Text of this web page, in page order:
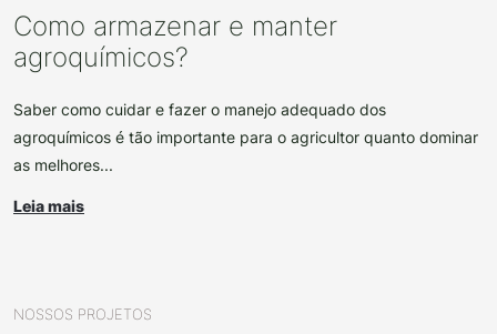
Como armazenar e manter
agroquímicos?
Saber como cuidar e fazer o manejo adequado dos
agroquímicos é tão importante para o agricultor quanto dominar
as melhores...
Leia mais
NOSSOS PROJETOS